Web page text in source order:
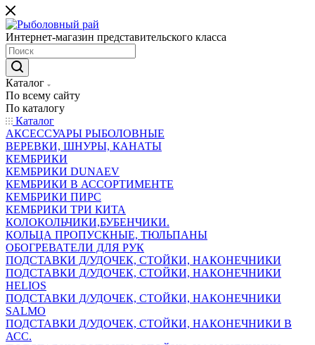
Интернет-магазин представительского класса
Каталог
По всему сайту
По каталогу
Каталог
АКСЕССУАРЫ РЫБОЛОВНЫЕ
ВЕРЕВКИ, ШНУРЫ, КАНАТЫ
КЕМБРИКИ
КЕМБРИКИ DUNAEV
КЕМБРИКИ В АССОРТИМЕНТЕ
КЕМБРИКИ ПИРС
КЕМБРИКИ ТРИ КИТА
КОЛОКОЛЬЧИКИ,БУБЕНЧИКИ.
КОЛЬЦА ПРОПУСКНЫЕ, ТЮЛЬПАНЫ
ОБОГРЕВАТЕЛИ ДЛЯ РУК
ПОДСТАВКИ Д/УДОЧЕК, СТОЙКИ, НАКОНЕЧНИКИ
ПОДСТАВКИ Д/УДОЧЕК, СТОЙКИ, НАКОНЕЧНИКИ
HELIOS
ПОДСТАВКИ Д/УДОЧЕК, СТОЙКИ, НАКОНЕЧНИКИ
SALMO
ПОДСТАВКИ Д/УДОЧЕК, СТОЙКИ, НАКОНЕЧНИКИ В
АСС.